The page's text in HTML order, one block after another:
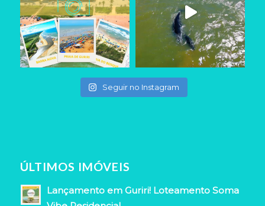
Seguir no Instagram
ÚLTIMOS IMÓVEIS
Lançamento em Guriri! Loteamento Soma